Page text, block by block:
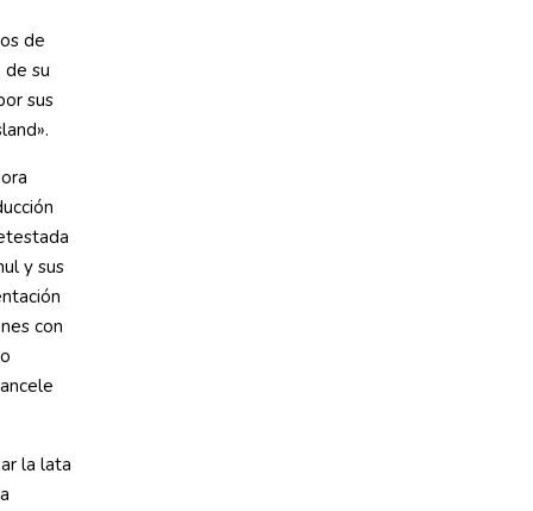
de
su
sus
y sus
con
la lata